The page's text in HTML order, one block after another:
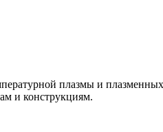
плазмы и
и конструкциям.